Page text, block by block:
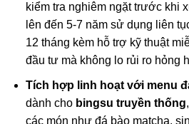
kiểm tra nghiêm ngặt trước khi
lên đến 5-7 năm sử dụng liên
12 tháng kèm hỗ trợ kỹ thuật
đầu tư mà không lo rủi ro hỏng
Tích hợp linh hoạt với menu
dành cho bingsu truyền thống
các món như đá bào matcha,